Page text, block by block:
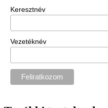
Keresztnév
Vezetéknév